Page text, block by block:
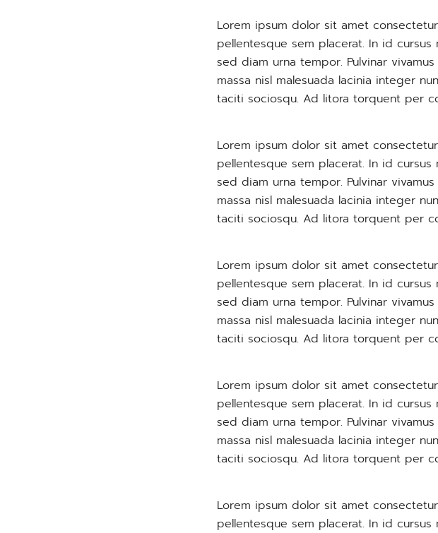
Lorem ipsum dolor sit amet
pellentesque sem placerat. In id
sed diam urna tempor. Pulvinar
massa nisl malesuada lacinia integer
taciti sociosqu. Ad litora torquent per
Lorem ipsum dolor sit amet
pellentesque sem placerat. In id
sed diam urna tempor. Pulvinar
massa nisl malesuada lacinia integer
taciti sociosqu. Ad litora torquent per
Lorem ipsum dolor sit amet
pellentesque sem placerat. In id
sed diam urna tempor. Pulvinar
massa nisl malesuada lacinia integer
taciti sociosqu. Ad litora torquent per
Lorem ipsum dolor sit amet
pellentesque sem placerat. In id
sed diam urna tempor. Pulvinar
massa nisl malesuada lacinia integer
taciti sociosqu. Ad litora torquent per
Lorem ipsum dolor sit amet
pellentesque sem placerat. In id